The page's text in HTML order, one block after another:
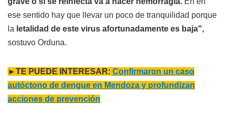
ese sentido hay que llevar un poco de tranquilidad porque
la letalidad de este virus afortunadamente es baja",
sostuvo Orduna.
►TE PUEDE INTERESAR: Confirmaron un caso
autóctono de dengue en Mendoza y profundizan
acciones de prevención